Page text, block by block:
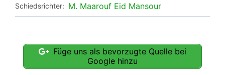
Schiedsrichter: M. Maarouf Eid Mansour
Füge uns als bevorzugte Quelle bei
Google hinzu